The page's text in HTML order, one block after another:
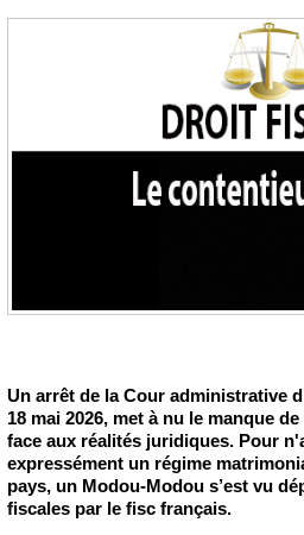
Un arrêt de la Cour administrative
18 mai 2026, met à nu le manque
face aux réalités juridiques. Pour
expressément un régime
pays, un Modou-Modou s’est vu
fiscales par le fisc français.